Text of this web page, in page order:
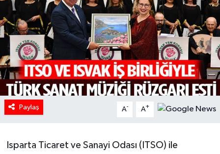
Paylaş A- A+
Isparta Ticaret ve Sanayi Odası (ITSO) ile
KÜLTÜR SANAT
MAGAZİN
Oyun
POLİTİKA
RESMİ İLANLAR
SAĞLIK